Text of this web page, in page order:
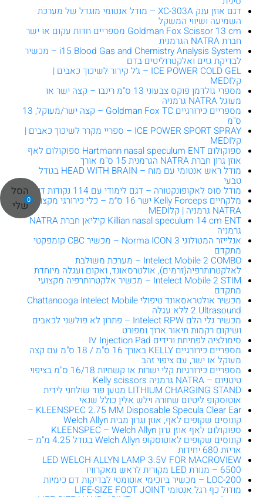
0
הסל
שלי
דגם אוזן ענק XC-303A – מודל אנטומי מוגדל של מערכת
השמיעה ושיווי המשקל
Goldman Fox Scissor 13 cm מספריים חדות עקום או ישר
חברת NATRA הגרמנית
i15 Blood Gas and Chemistry Analysis System – מכשיר
לבדיקת גזים ואלקטרוליטים בדם
ICE POWER COLD GEL – ג׳ל קירור לשיכוך כאבים |
קלMEDI
מספרי גולדמן פוקס צבעוני 13 ס"מ רינבו – קצה ישר או
מעוגל NATRA גרמניה
מספריים כירורגיים Goldman Fox TC – קצה ישר/מעוקל, 13
ס"מ
ICE POWER SPORT SPRAY – ספריי מקרר לשיכוך כאבים |
קלMEDI
ספוקולום Hartmann nasal speculum ENT ספוקולום לאף
אוזן גרון חברת NATRA הגרמנית 15 ס"מ אורך
מודל ראש אנטומי עם מוח – HEAD WITH BRAIN בגודל
טבעי
מודל סוס לאקופונקטורה – דגם לימודי עם 114 נקודות דיקור
מלקחיים Kelly Forceps ישר 16 ס״מ – כלי כירורגי מקצועי
NATRA גרמניה | קלMEDI
Killian nasal speculum 14 cm ENT קיליאן חברת NATRA
גרמניה
אנלייזר המטולוגי Norma ICON 3 – מכשיר CBC קומפקטי
מתקדם
Intelect Mobile 2 COMBO – מערכת משולבת
לאלקטרותרפיה(זרמים), אולטרסאונד, ואקום ועגלה מיוחדת
Intelect Mobile 2 STIM – מכשיר אלקטרותרפיה מקצועי
מתקדם
מכשיר אולטראסאונד טיפולי Chattanooga Intelect Mobile
2 Ultrasound ללא עגלה
מכשיר גלי הלם Intelect RPW – פתרון לא פולשני לכאבים
ושיקום רקמות תיאור ארוך ומפורט
סימולציה לפתיחת ורידים IV Injection Pad
מספריים כירורגיים KELLY באורך 16 ס"מ / 18 ס"מ עם קצה
מעוקל או ישר, עם ציפוי זהב
מספריים כירורגיות קלי ישרות או קשתיות 16/18 ס"מ בציפוי
טיטניום – NATRA גרמניה Kelly scissors
LITHIUM CHARGING STAND מטען פוד שולחני לידית
אוטוסקופ ליטיום שחורה וילש אלין כולל שנאי
KLEENSPEC 2.75 MM Disposable Specula Clear Ear –
קונוסים שקופים לאף, אוזן וגרון מבית Welch Allyn
ספוקולום לאף אוזן גרון KLEENSPEC – Welch Allyn
קונוסים שקופים לאוטוסקופ Welch Allyn בגודל 4.25 מ"מ –
אריזת 680 יחידות
LED WELCH ALLYN LAMP 3.5V FOR MACROVIEW
6500 – מנורת LED מקורית לראש מאקרוויו
LOC-200 – מכשיר ביוכימי אוטומטי לבדיקות דם כימיות
מודול כף רגל אנטומי LIFE-SIZE FOOT JOINT